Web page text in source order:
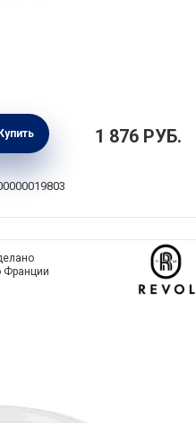
диаметр 7,8 см,
цвет серый, T&G,
18411
Купить 1 876 РУБ.
Франции